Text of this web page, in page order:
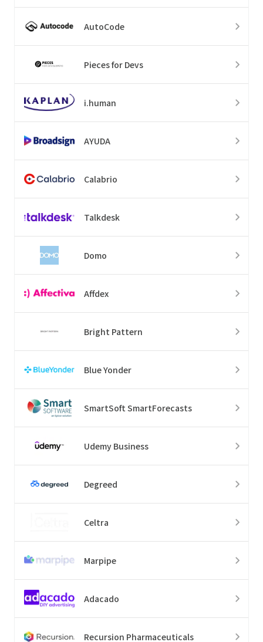
AutoCode
Pieces for Devs
i.human
AYUDA
Calabrio
Talkdesk
Domo
Affdex
Bright Pattern
Blue Yonder
SmartSoft SmartForecasts
Udemy Business
Degreed
Celtra
Marpipe
Adacado
Recursion Pharmaceuticals